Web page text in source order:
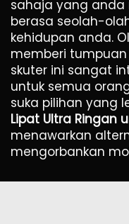
sahaja yang
berasa seolah-
kehidupan anda.
memberi
skuter ini sangat
untuk semua
suka pilihan yang
Lipat Ultra Ringan
menawarkan
mengorbankan